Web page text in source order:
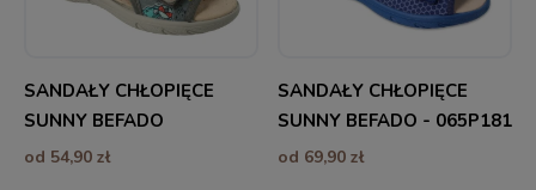
SANDAŁY CHŁOPIĘCE
SUNNY BEFADO
od 54,90 zł
SANDAŁY CHŁOPIĘCE
SUNNY BEFADO - 065P181
od 69,90 zł